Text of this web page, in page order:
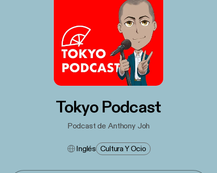
Tokyo Podcast
Podcast de Anthony Joh
Inglés Cultura Y Ocio